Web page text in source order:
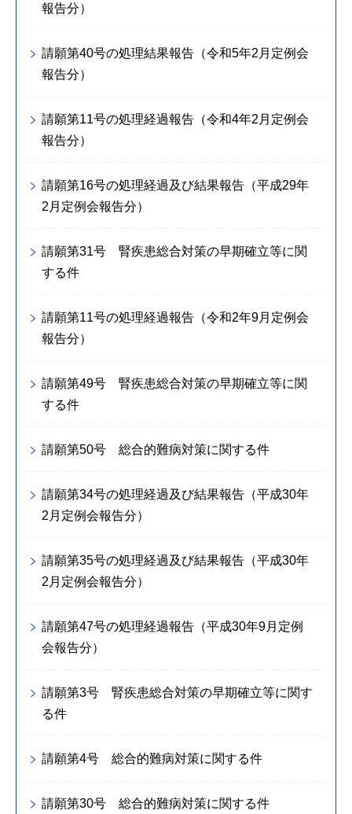
報告分）
請願第40号の処理結果報告（令和5年2月定例会
報告分）
請願第11号の処理経過報告（令和4年2月定例会
報告分）
請願第16号の処理経過及び結果報告（平成29年
2月定例会報告分）
請願第31号 腎疾患総合対策の早期確立等に関
する件
請願第11号の処理経過報告（令和2年9月定例会
報告分）
請願第49号 腎疾患総合対策の早期確立等に関
する件
請願第50号 総合的難病対策に関する件
請願第34号の処理経過及び結果報告（平成30年
2月定例会報告分）
請願第35号の処理経過及び結果報告（平成30年
2月定例会報告分）
請願第47号の処理経過報告（平成30年9月定例
会報告分）
請願第3号 腎疾患総合対策の早期確立等に関す
る件
請願第4号 総合的難病対策に関する件
請願第30号 総合的難病対策に関する件